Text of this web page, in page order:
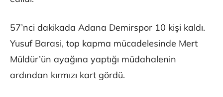
57’nci dakikada Adana Demirspor 10 kişi kaldı.
Yusuf Barasi, top kapma mücadelesinde Mert
Müldür’ün ayağına yaptığı müdahalenin
ardından kırmızı kart gördü.